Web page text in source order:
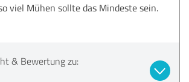
viel Mühen sollte das Mindeste sein.
& Bewertung zu: